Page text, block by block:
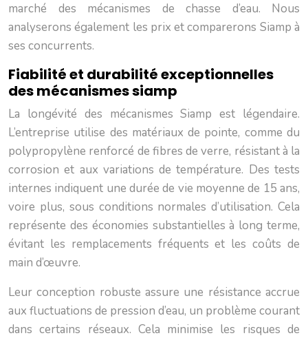
marché des mécanismes de chasse d’eau. Nous
analyserons également les prix et comparerons Siamp à
ses concurrents.
Fiabilité et durabilité exceptionnelles
des mécanismes siamp
La longévité des mécanismes Siamp est légendaire.
L’entreprise utilise des matériaux de pointe, comme du
polypropylène renforcé de fibres de verre, résistant à la
corrosion et aux variations de température. Des tests
internes indiquent une durée de vie moyenne de 15 ans,
voire plus, sous conditions normales d’utilisation. Cela
représente des économies substantielles à long terme,
évitant les remplacements fréquents et les coûts de
main d’œuvre.
Leur conception robuste assure une résistance accrue
aux fluctuations de pression d’eau, un problème courant
dans certains réseaux. Cela minimise les risques de